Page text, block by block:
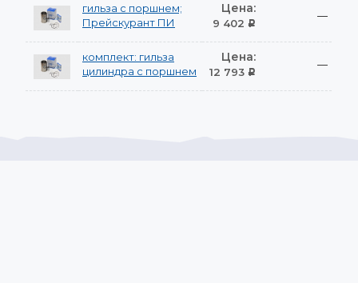
гильза с поршнем;
Прейскурант ПИ
Цена:
9 402 Р
—
комплект: гильза
цилиндра с поршнем
Цена:
12 793 Р
—